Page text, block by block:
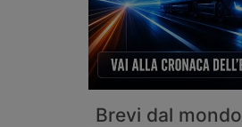
Brevi dal mondo